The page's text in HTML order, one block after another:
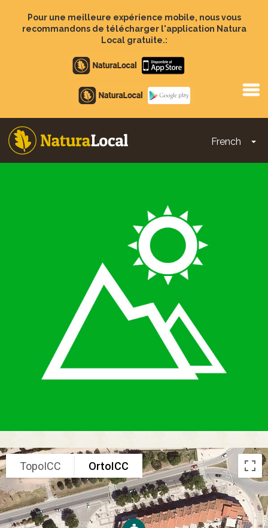
contenu
Pour une meilleure expérience mobile, nous vous
recommandons de télécharger l'application Natura
Local gratuite.:
Apple
store
Google
Play
French
Main
TopoICC OrtoICC